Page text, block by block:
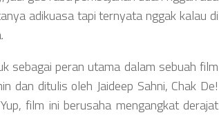
adikuasa tapi ternyata nggak kalau di
sebagai peran utama dalam sebuah film
dan ditulis oleh Jaideep Sahni, Chak De!
film ini berusaha mengangkat derajat